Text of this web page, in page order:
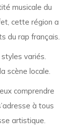
musicale du
cette région a
du rap français.
variés.
scène locale.
comprendre
à tous
artistique.